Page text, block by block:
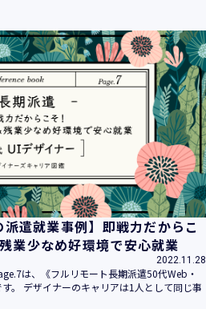
（土日休日を除く9:00～18:00）
当社」といいます。）が取得する
に係る以下の情報をいいます。
遣就業事例】即戦力だからこ
業少なめ好環境で安心就業
2022.11.28
は、《フルリモート長期派遣50代Web・
。 デザイナーのキャリアは1人として同じ事